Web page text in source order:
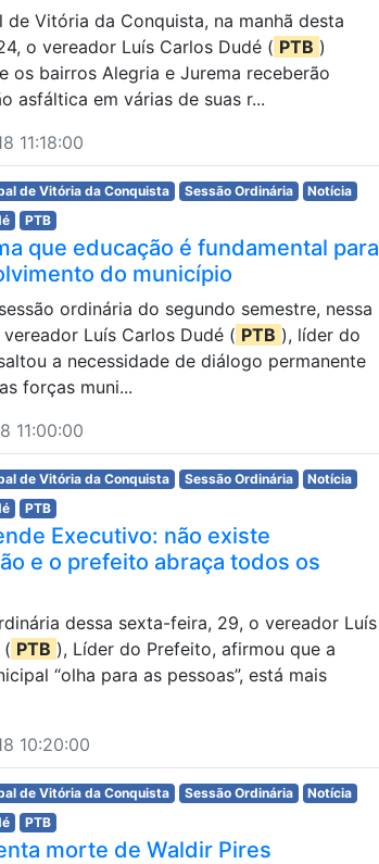
de Vitória da Conquista, na manhã desta
o vereador Luís Carlos Dudé ( PTB )
os bairros Alegria e Jurema receberão
asfáltica em várias de suas r...
11:18:00
de Vitória da Conquista Sessão Ordinária
Notícia
PTB
que educação é fundamental para
do município
ordinária do segundo semestre, nessa
Luís Carlos Dudé ( PTB ), líder do
a necessidade de diálogo permanente
forças muni...
11:00:00
de Vitória da Conquista Sessão Ordinária
Notícia
PTB
Executivo: não existe
e o prefeito abraça todos os
dessa sexta-feira, 29, o vereador Luís
( PTB ), Líder do Prefeito, afirmou que a
“olha para as pessoas”, está mais
10:20:00
de Vitória da Conquista Sessão Ordinária
Notícia
PTB
morte de Waldir Pires